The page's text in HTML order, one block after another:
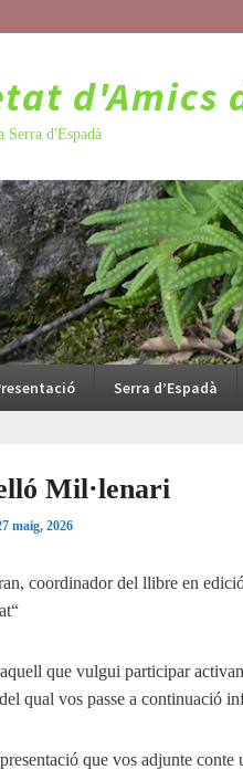
d'Amics
Serra d'Espadà
Serra d’Espadà
Mil·lenari
maig, 2026
coordinador del llibre en
que vulgui participar
qual vos passe a continuació
que vos adjunte conte